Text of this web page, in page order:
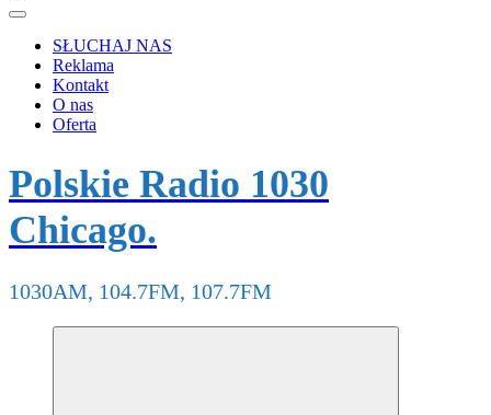
SŁUCHAJ NAS
Reklama
Kontakt
O nas
Oferta
Polskie Radio 1030
Chicago.
1030AM, 104.7FM, 107.7FM